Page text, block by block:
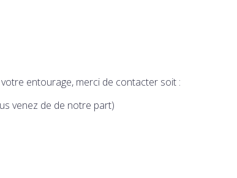
entourage, merci de contacter soit :
venez de de notre part)